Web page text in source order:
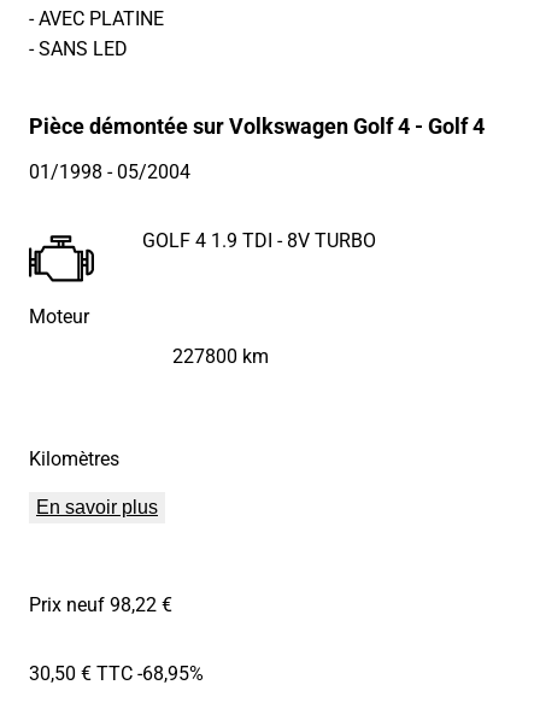
- AVEC PLATINE
- SANS LED
Pièce démontée sur Volkswagen Golf 4 - Golf 4
01/1998- 05/2004
Moteur
GOLF 4 1.9 TDI - 8V TURBO
Kilomètres
227800 km
En savoir plus
Prix neuf 98,22 €
30,50 € TTC-68,95%